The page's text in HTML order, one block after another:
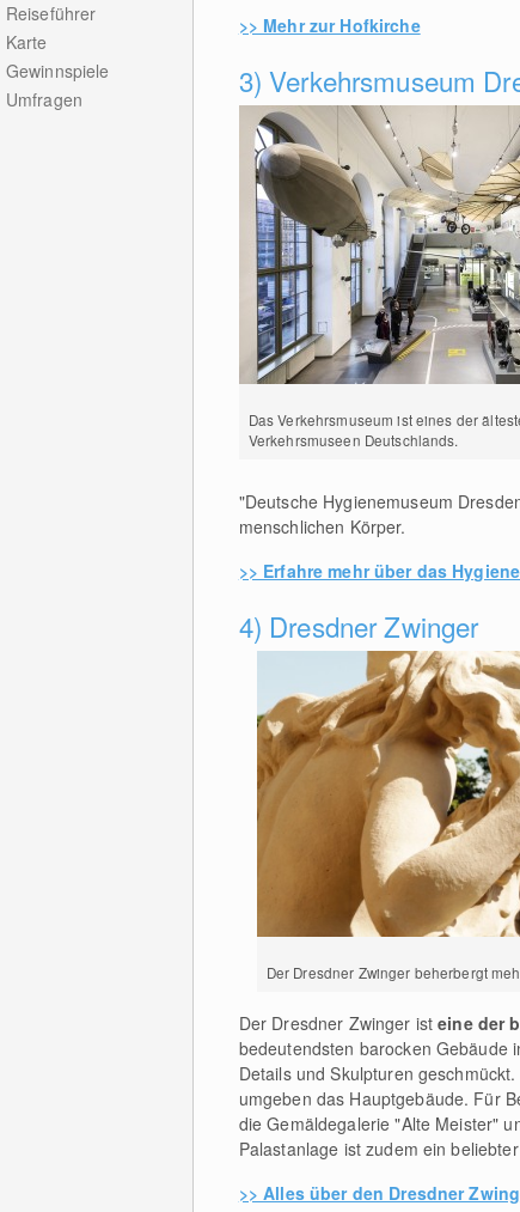
Reiseführer
Karte
Gewinnspiele
Umfragen
>> Mehr zur Hofkirche
3) Verkehrsmuseum
Das Verkehrsmuseum ist eines der
Verkehrsmuseen Deutschlands.
"Deutsche Hygienemuseum
menschlichen Körper.
>> Erfahre mehr über das
4) Dresdner Zwinger
Der Dresdner Zwinger beherbergt
Der Dresdner Zwinger isteine der
bedeutendsten barocken Gebäude
Details und Skulpturen
umgeben das Hauptgebäude. Für
die Gemäldegalerie "Alte Meister"
Palastanlage ist zudem ein
>> Alles über den Dresdner